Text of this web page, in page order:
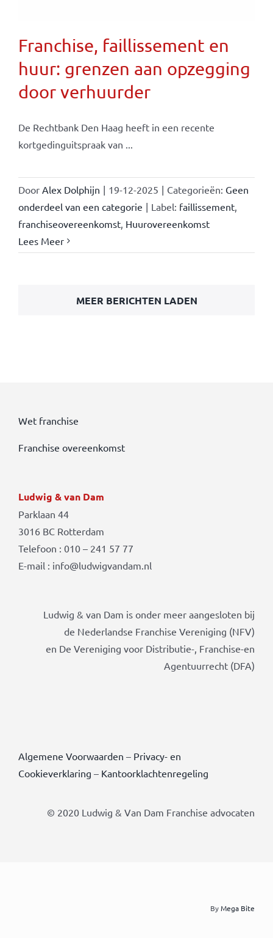
Franchise, faillissement en
huur: grenzen aan opzegging
door verhuurder
De Rechtbank Den Haag heeft in een recente
kortgedinguitspraak van ...
Door Alex Dolphijn | 19-12-2025 | Categorieën: Geen
onderdeel van een categorie | Label: faillissement,
franchiseovereenkomst, Huurovereenkomst
Lees Meer
MEER BERICHTEN LADEN
Wet franchise
Franchise overeenkomst
Ludwig & van Dam
Parklaan 44
3016 BC Rotterdam
Telefoon : 010 – 241 57 77
E-mail : info@ludwigvandam.nl
Ludwig & van Dam is onder meer aangesloten bij
de Nederlandse Franchise Vereniging (NFV)
en De Vereniging voor Distributie-, Franchise-en
Agentuurrecht (DFA)
Algemene Voorwaarden – Privacy- en
Cookieverklaring – Kantoorklachtenregeling
© 2020 Ludwig & Van Dam Franchise advocaten
ByMega Bite